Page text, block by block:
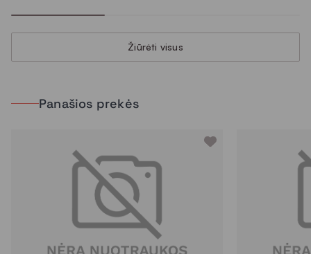
Žiūrėti visus
Panašios prekės